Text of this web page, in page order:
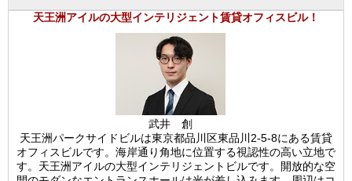
天王洲アイルの大型インテリジェント賃貸オフィスビル！
武井 創
天王洲パークサイドビルは東京都品川区東品川2-5-8にある賃貸
オフィスビルです。海岸通り角地に位置する視認性の高い立地で
す。天王洲アイルの大型インテリジェントビルです。開放的な空